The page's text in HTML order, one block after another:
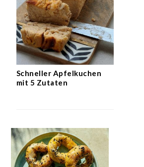
Schneller Apfelkuchen
mit 5 Zutaten